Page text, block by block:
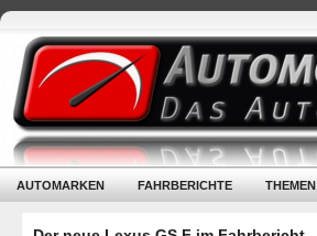
AUTOMARKEN FAHRBERICHTE THEMEN